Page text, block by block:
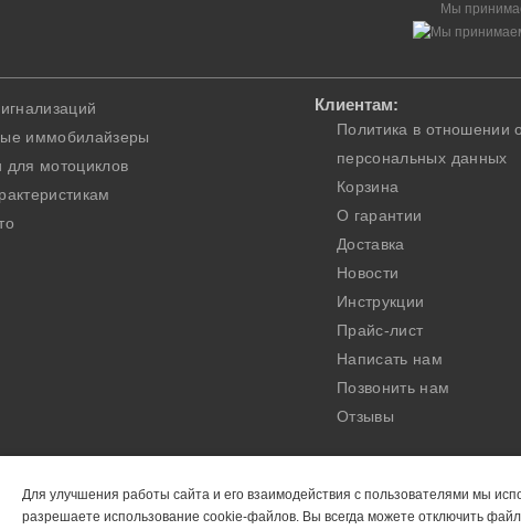
Мы
иммобилайзеры
для мотоциклов
Клиентам:
Политика в отношении
персональных данных
Корзина
О гарантии
Доставка
Новости
Инструкции
Прайс-лист
Написать нам
Позвонить нам
Отзывы
System.ru - интернет-магазин Pandora и Pandect | Москва.
Запрещается использование материалов данного сайта без указания ссылки